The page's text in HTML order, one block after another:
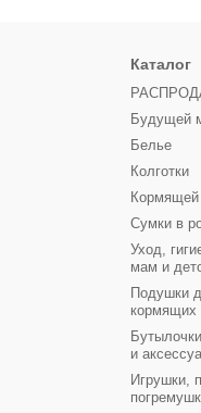
Каталог
Будущей
Белье
Колготки
Сумки в
Уход,
мам и
Подушки
кормящих
и
Игрушки,